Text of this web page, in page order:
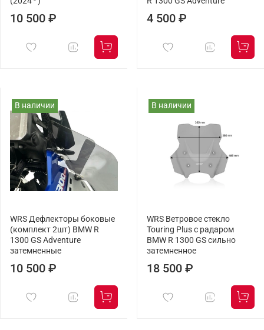
10 500 ₽ 4 500 ₽
В наличии
WRS Дефлекторы боковые
(комплект 2шт) BMW R
1300 GS Adventure
затемненные
10 500 ₽
В наличии
WRS Ветровое стекло
Touring Plus с радаром
BMW R 1300 GS сильно
затемненное
18 500 ₽